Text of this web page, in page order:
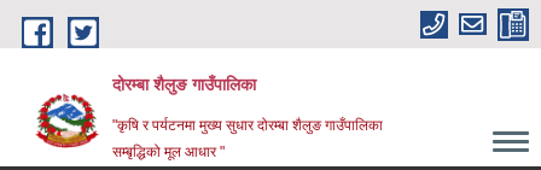
Skip to main content
दोरम्बा शैलुङ गाउँपालिका
"कृषि र पर्यटनमा मुख्य सुधार दोरम्बा शैलुङ गाउँपालिका
सम्बृद्धिको मूल आधार "